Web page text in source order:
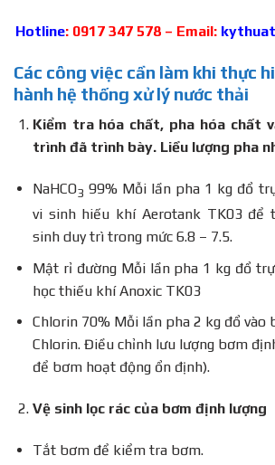
Hotline: 0917 347 578 – Email:
Các công việc cần làm khi thực
hành hệ thống xử lý nước thải
Kiểm tra hóa chất, pha hóa chất
trình đã trình bày. Liều lượng pha
NaHCO3 99% Mỗi lần pha 1 kg đổ
vi sinh hiếu khí Aerotank TK03 để
sinh duy trì trong mức 6.8 – 7.5.
Mật rỉ đường Mỗi lần pha 1 kg đổ
học thiếu khí Anoxic TK03
Chlorin 70% Mỗi lần pha 2 kg đổ vào
Chlorin. Điều chỉnh lưu lượng bơm
để bơm hoạt động ổn định).
Vệ sinh lọc rác của bơm định lượng
Tắt bơm để kiểm tra bơm.